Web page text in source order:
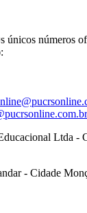
únicos números
Ltda -
- Cidade